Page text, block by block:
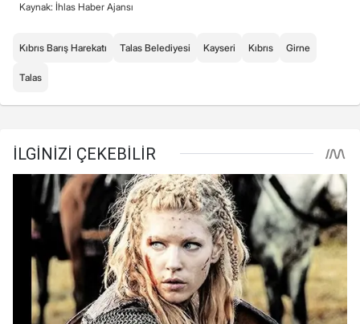
Kaynak: İhlas Haber Ajansı
Kıbrıs Barış Harekatı Talas Belediyesi Kayseri Kıbrıs Girne
Talas